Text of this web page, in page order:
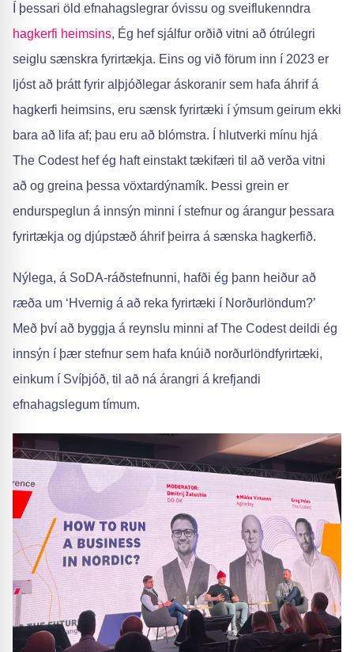
Í þessari öld efnahagslegrar óvissu og sveiflukenndra
hagkerfi heimsins, Ég hef sjálfur orðið vitni að ótrúlegri
seiglu sænskra fyrirtækja. Eins og við förum inn í 2023 er
ljóst að þrátt fyrir alþjóðlegar áskoranir sem hafa áhrif á
hagkerfi heimsins, eru sænsk fyrirtæki í ýmsum geirum ekki
bara að lifa af; þau eru að blómstra. Í hlutverki mínu hjá
The Codest hef ég haft einstakt tækifæri til að verða vitni
að og greina þessa vöxtardýnamík. Þessi grein er
endurspeglun á innsýn minni í stefnur og árangur þessara
fyrirtækja og djúpstæð áhrif þeirra á sænska hagkerfið.
Nýlega, á SoDA-ráðstefnunni, hafði ég þann heiður að
ræða um ‘Hvernig á að reka fyrirtæki í Norðurlöndum?’
Með því að byggja á reynslu minni af The Codest deildi ég
innsýn í þær stefnur sem hafa knúið norðurlöndfyrirtæki,
einkum í Svíþjóð, til að ná árangri á krefjandi
efnahagslegum tímum.